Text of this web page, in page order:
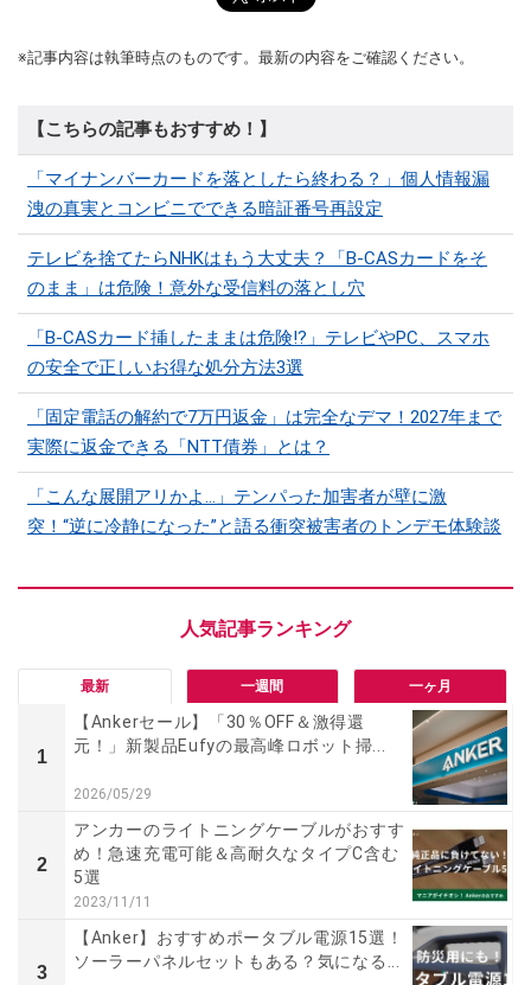
※記事内容は執筆時点のものです。最新の内容をご確認ください。
【こちらの記事もおすすめ！】
「マイナンバーカードを落としたら終わる？」個人情報漏
洩の真実とコンビニでできる暗証番号再設定
テレビを捨てたらNHKはもう大丈夫？「B-CASカードをそ
のまま」は危険！意外な受信料の落とし穴
「B-CASカード挿したままは危険!?」テレビやPC、スマホ
の安全で正しいお得な処分方法3選
「固定電話の解約で7万円返金」は完全なデマ！2027年まで
実際に返金できる「NTT債券」とは？
「こんな展開アリかよ…」テンパった加害者が壁に激
突！“逆に冷静になった”と語る衝突被害者のトンデモ体験談
最新 一週間 一ヶ月
1
【Ankerセール】「30％OFF＆激得還
元！」新製品Eufyの最高峰ロボット掃...
2026/05/29
2
アンカーのライトニングケーブルがおすす
め！急速充電可能＆高耐久なタイプC含む
5選
2023/11/11
3
【Anker】おすすめポータブル電源15選！
ソーラーパネルセットもある？気になる...